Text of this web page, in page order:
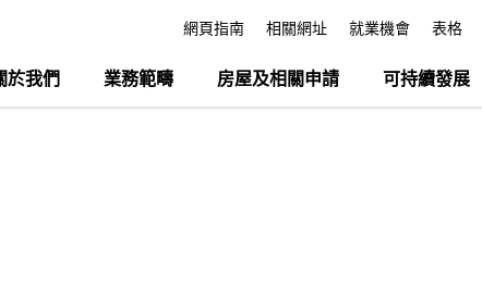
網頁指南 相關網址 就業機會 表格
於我們 業務範疇 房屋及相關申請 可持續發展